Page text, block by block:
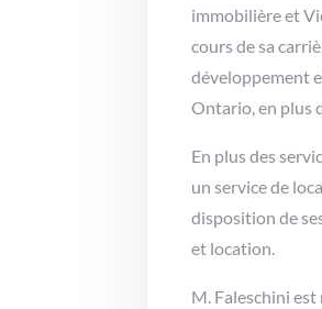
immobilière et
cours de sa
développement
Ontario, en plus
En plus des
un service de
disposition de
et location.
M. Faleschini est